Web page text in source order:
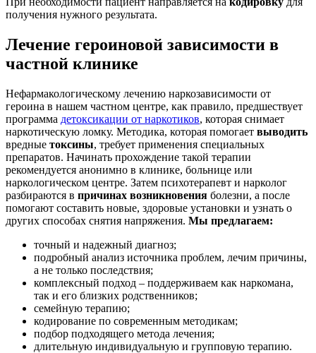
получения нужного результата.
Лечение героиновой зависимости в
частной клинике
Нефармакологическому лечению наркозависимости от
героина в нашем частном центре, как правило, предшествует
программа детоксикации от наркотиков, которая снимает
наркотическую ломку. Методика, которая помогает выводить
вредные токсины, требует применения специальных
препаратов. Начинать прохождение такой терапии
рекомендуется анонимно в клинике, больнице или
наркологическом центре. Затем психотерапевт и нарколог
разбираются в причинах возникновения болезни, а после
помогают составить новые, здоровые установки и узнать о
других способах снятия напряжения. Мы предлагаем:
точный и надежный диагноз;
подробный анализ источника проблем, лечим причины,
а не только последствия;
комплексный подход – поддерживаем как наркомана,
так и его близких родственников;
семейную терапию;
кодирование по современным методикам;
подбор подходящего метода лечения;
длительную индивидуальную и групповую терапию.